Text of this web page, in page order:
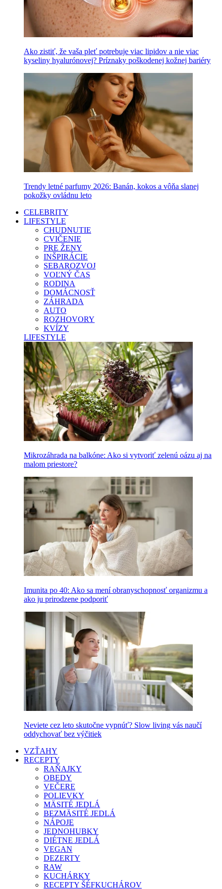
Ako zistiť, že vaša pleť potrebuje viac lipidov a nie viac
kyseliny hyalurónovej? Príznaky poškodenej kožnej bariéry
Trendy letné parfumy 2026: Banán, kokos a vôňa slanej
pokožky ovládnu leto
CELEBRITY
LIFESTYLE
CHUDNUTIE
CVIČENIE
PRE ŽENY
INŠPIRÁCIE
SEBAROZVOJ
VOĽNÝ ČAS
RODINA
DOMÁCNOSŤ
ZÁHRADA
AUTO
ROZHOVORY
KVÍZY
LIFESTYLE
Mikrozáhrada na balkóne: Ako si vytvoriť zelenú oázu aj na
malom priestore?
Imunita po 40: Ako sa mení obranyschopnosť organizmu a
ako ju prirodzene podporiť
Neviete cez leto skutočne vypnúť? Slow living vás naučí
oddychovať bez výčitiek
VZŤAHY
RECEPTY
RAŇAJKY
OBEDY
VEČERE
POLIEVKY
MÄSITÉ JEDLÁ
BEZMÄSITÉ JEDLÁ
NÁPOJE
JEDNOHUBKY
DIÉTNE JEDLÁ
VEGAN
DEZERTY
RAW
KUCHÁRKY
RECEPTY ŠÉFKUCHÁROV